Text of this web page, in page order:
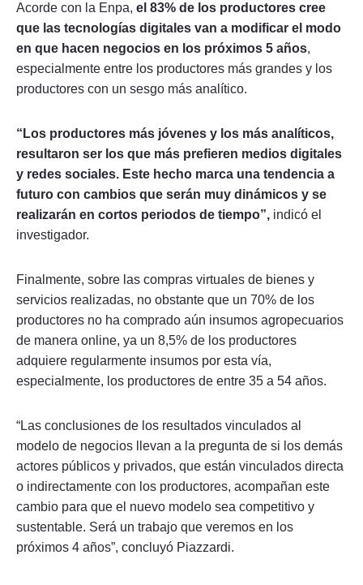
Acorde con la Enpa, el 83% de los productores cree
que las tecnologías digitales van a modificar el modo
en que hacen negocios en los próximos 5 años,
especialmente entre los productores más grandes y los
productores con un sesgo más analítico.
“Los productores más jóvenes y los más analíticos,
resultaron ser los que más prefieren medios digitales
y redes sociales. Este hecho marca una tendencia a
futuro con cambios que serán muy dinámicos y se
realizarán en cortos periodos de tiempo”, indicó el
investigador.
Finalmente, sobre las compras virtuales de bienes y
servicios realizadas, no obstante que un 70% de los
productores no ha comprado aún insumos agropecuarios
de manera online, ya un 8,5% de los productores
adquiere regularmente insumos por esta vía,
especialmente, los productores de entre 35 a 54 años.
“Las conclusiones de los resultados vinculados al
modelo de negocios llevan a la pregunta de si los demás
actores públicos y privados, que están vinculados directa
o indirectamente con los productores, acompañan este
cambio para que el nuevo modelo sea competitivo y
sustentable. Será un trabajo que veremos en los
próximos 4 años”, concluyó Piazzardi.